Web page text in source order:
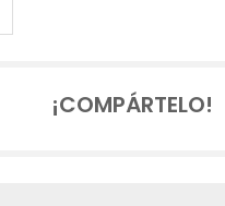
¡COMPÁRTELO!